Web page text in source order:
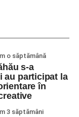
o săptămână
s-a
au participat la
în
3 săptămâni